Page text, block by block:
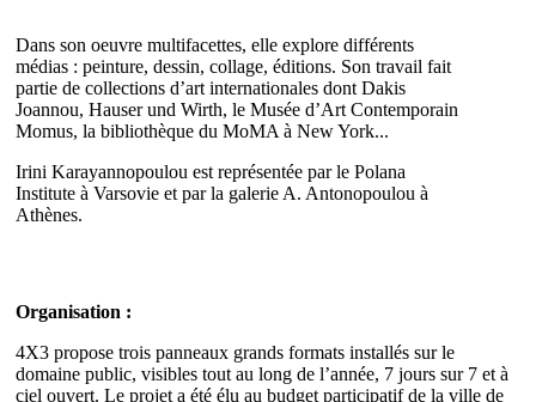
Dans son oeuvre multifacettes, elle explore différents
médias : peinture, dessin, collage, éditions. Son travail fait
partie de collections d’art internationales dont Dakis
Joannou, Hauser und Wirth, le Musée d’Art Contemporain
Momus, la bibliothèque du MoMA à New York...
Irini Karayannopoulou est représentée par le Polana
Institute à Varsovie et par la galerie A. Antonopoulou à
Athènes.
Organisation :
4X3 propose trois panneaux grands formats installés sur le
domaine public, visibles tout au long de l’année, 7 jours sur 7 et à
ciel ouvert. Le projet a été élu au budget participatif de la ville de